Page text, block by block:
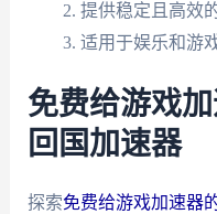
提供稳定且高效
适用于娱乐和游
免费给游戏
回国加速器
探索免费给游戏加速器